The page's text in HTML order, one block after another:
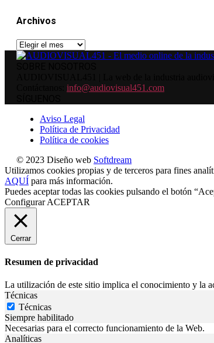
Archivos
Archivos
info@audiovisual451.com
Aviso Legal
Política de Privacidad
Política de cookies
© 2023 Diseño web Softdream
Utilizamos cookies propias y de terceros para fines
AQUÍ para más información.
Puedes aceptar todas las cookies pulsando el botón
Configurar ACEPTAR
Cerrar
Resumen de privacidad
La utilización de este sitio implica el conocimiento y la
Técnicas
Técnicas
Siempre habilitado
Necesarias para el correcto funcionamiento de la Web.
Analíticas